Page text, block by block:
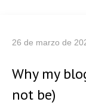
26 de marzo de
Why my
not be)